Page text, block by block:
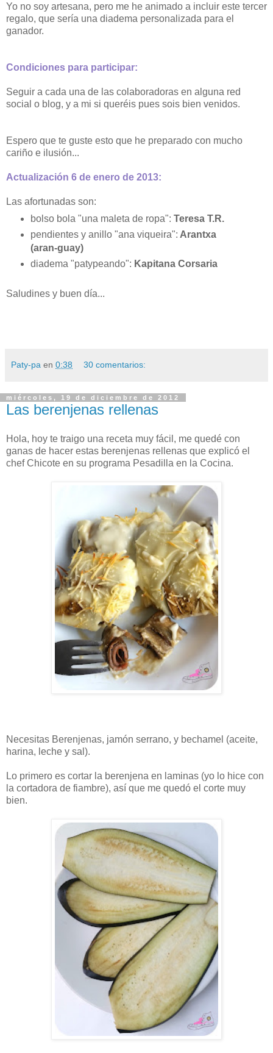
Yo no soy artesana, pero me he animado a incluir este tercer
regalo, que sería una diadema personalizada para el
ganador.
Condiciones para participar:
Seguir a cada una de las colaboradoras en alguna red
social o blog, y a mi si queréis pues sois bien venidos.
Espero que te guste esto que he preparado con mucho
cariño e ilusión...
Actualización 6 de enero de 2013:
Las afortunadas son:
bolso bola "una maleta de ropa": Teresa T.R.
pendientes y anillo "ana viqueira": Arantxa
(aran-guay)
diadema "patypeando": Kapitana Corsaria
Saludines y buen día...
Paty-pa en 0:38 30 comentarios:
miércoles, 19 de diciembre de 2012
Las berenjenas rellenas
Hola, hoy te traigo una receta muy fácil, me quedé con
ganas de hacer estas berenjenas rellenas que explicó el
chef Chicote en su programa Pesadilla en la Cocina.
Necesitas Berenjenas, jamón serrano, y bechamel (aceite,
harina, leche y sal).
Lo primero es cortar la berenjena en laminas (yo lo hice con
la cortadora de fiambre), así que me quedó el corte muy
bien.